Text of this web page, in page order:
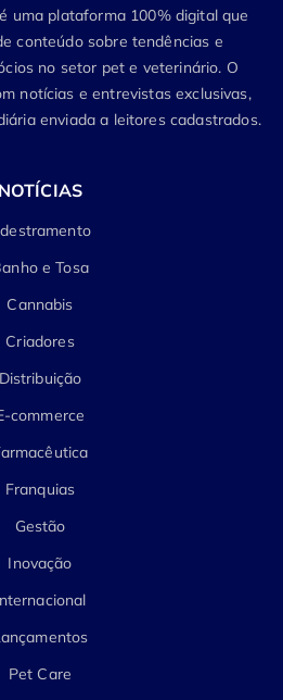
é uma plataforma 100% digital que
conteúdo sobre tendências e
no setor pet e veterinário. O
notícias e entrevistas exclusivas,
enviada a leitores cadastrados.
NOTÍCIAS
e Tosa
Cannabis
Criadores
Distribuição
commerce
Franquias
Gestão
Inovação
Pet Care